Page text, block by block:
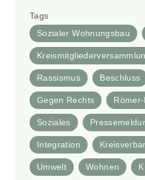
Tags
Sozialer Wohnungsbau
Rassismus Beschluss
Gegen Rechts
Soziales
Integration
Umwelt Wohnen